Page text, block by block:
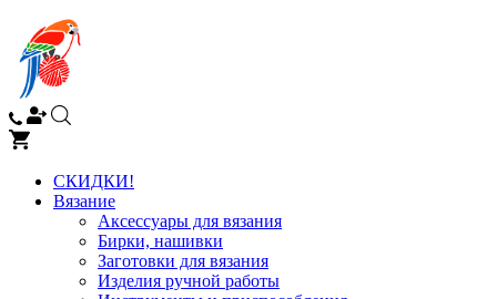
СКИДКИ!
Вязание
Аксессуары для вязания
Бирки, нашивки
Заготовки для вязания
Изделия ручной работы